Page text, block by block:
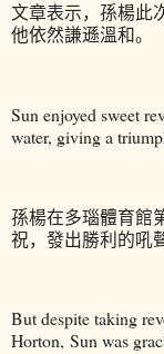
文章表示，孫楊此
他依然謙遜溫和。
Sun enjoyed sweet
water, giving a
孫楊在多瑙體育館
祝，發出勝利的吼
But despite taking
Horton, Sun was